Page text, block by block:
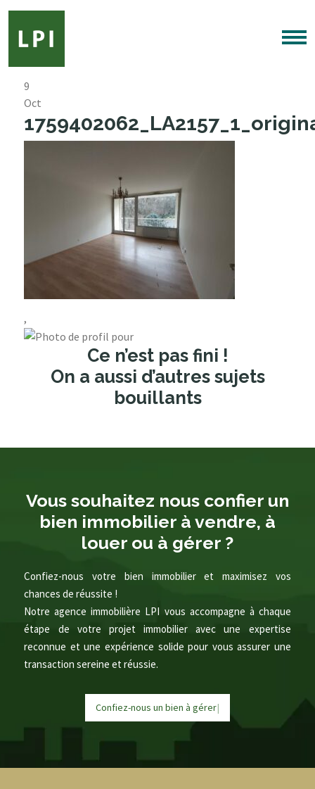
9
Oct
,
Ce n’est pas fini !
On a aussi d’autres sujets
bouillants
Vous souhaitez nous confier un
bien immobilier à vendre, à
louer ou à gérer ?
Confiez-nous votre bien immobilier et maximisez vos
chances de réussite !
Notre agence immobilière LPI vous accompagne à chaque
étape de votre projet immobilier avec une expertise
reconnue et une expérience solide pour vous assurer une
transaction sereine et réussie.
Confiez-nous un bien à gérer|